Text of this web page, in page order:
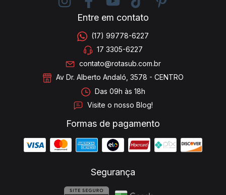
Entre em contato
(17) 99778-6227
17 3305-6227
contato@rotasub.com.br
Av Dr. Alberto Andaló, 3578 - CENTRO
Das 09h às 18h
Visite o nosso Blog!
Formas de pagamento
Segurança